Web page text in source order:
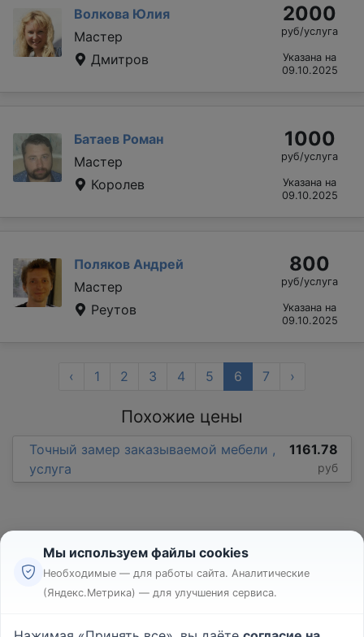
Волкова Юлия
Мастер
Дмитров
2000
руб/услуга
Указана на
09.10.2025
Батаев Роман
Мастер
Королев
1000
руб/услуга
Указана на
09.10.2025
Поляков Андрей
Мастер
Реутов
800
руб/услуга
Указана на
09.10.2025
‹ 1 2 3 4 5 6 7 ›
Похожие цены
Точный замер заказываемой мебели ,
услуга
1161.78
руб
Реклама
Мы используем файлы cookies
Необходимые — для работы сайта. Аналитические
(Яндекс.Метрика) — для улучшения сервиса.